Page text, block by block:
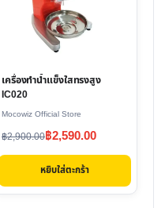
เครื่องทำน้ำแข็งใสทรงสูง
IC020
Mocowiz Official Store
฿2,900.00
Original
price
฿2,900.00.
฿2,590.00
Current
price
฿2,590.00.
หยิบใส่ตะกร้า